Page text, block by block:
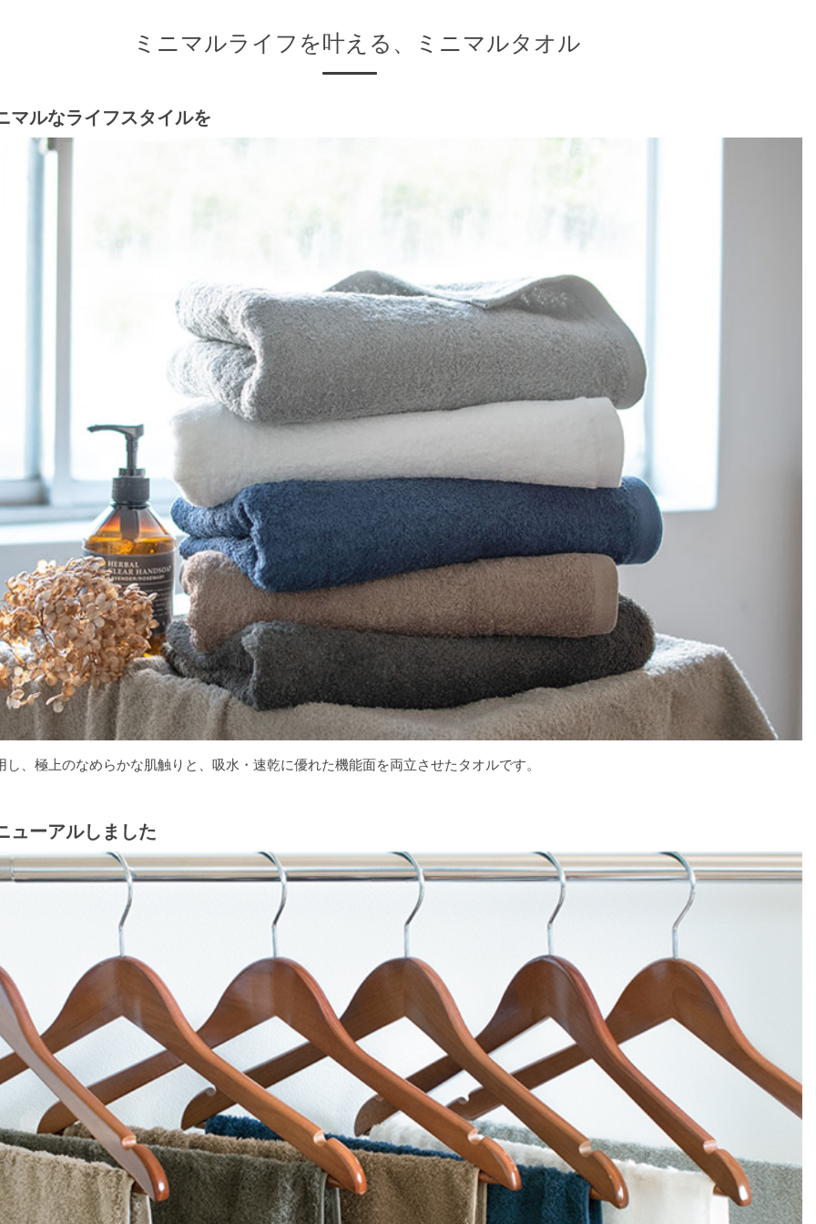
ミニマルライフを叶える、ミニマルタオル
マルなライフスタイルを
し、極上のなめらかな肌触りと、吸水・速乾に優れた機能面を両立させたタオルです。
ューアルしました